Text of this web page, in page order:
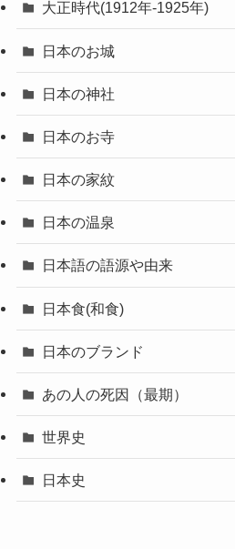
大正時代(1912年-1925年)
日本のお城
日本の神社
日本のお寺
日本の家紋
日本の温泉
日本語の語源や由来
日本食(和食)
日本のブランド
あの人の死因（最期）
世界史
日本史